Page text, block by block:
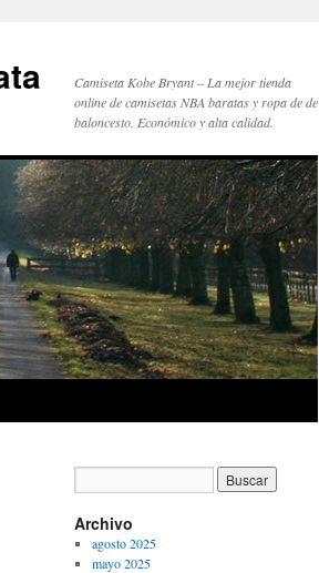
Camiseta Kobe Bryant – La mejor tienda
online de camisetas NBA baratas y ropa de de
baloncesto. Económico y alta calidad.
Archivo
agosto 2025
mayo 2025